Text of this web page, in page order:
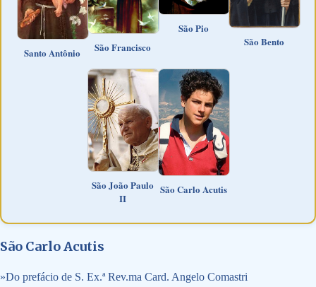
Santo Antônio São Francisco
São Pio
São Bento
São João Paulo
II
São Carlo Acutis
São Carlo Acutis
»Do prefácio de S. Ex.ª Rev.ma Card. Angelo Comastri